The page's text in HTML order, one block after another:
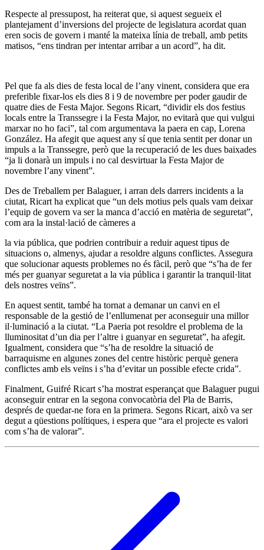
Respecte al pressupost, ha reiterat que, si aquest segueix el
plantejament d’inversions del projecte de legislatura acordat quan
eren socis de govern i manté la mateixa línia de treball, amb petits
matisos, “ens tindran per intentar arribar a un acord”, ha dit.
Pel que fa als dies de festa local de l’any vinent, considera que era
preferible fixar-los els dies 8 i 9 de novembre per poder gaudir de
quatre dies de Festa Major. Segons Ricart, “dividir els dos festius
locals entre la Transsegre i la Festa Major, no evitarà que qui vulgui
marxar no ho faci”, tal com argumentava la paera en cap, Lorena
González. Ha afegit que aquest any sí que tenia sentit per donar un
impuls a la Transsegre, però que la recuperació de les dues baixades
“ja li donarà un impuls i no cal desvirtuar la Festa Major de
novembre l’any vinent”.
Des de Treballem per Balaguer, i arran dels darrers incidents a la
ciutat, Ricart ha explicat que “un dels motius pels quals vam deixar
l’equip de govern va ser la manca d’acció en matèria de seguretat”,
com ara la instal·lació de càmeres a
la via pública, que podrien contribuir a reduir aquest tipus de
situacions o, almenys, ajudar a resoldre alguns conflictes. Assegura
que solucionar aquests problemes no és fàcil, però que “s’ha de fer
més per guanyar seguretat a la via pública i garantir la tranquil·litat
dels nostres veïns”.
En aquest sentit, també ha tornat a demanar un canvi en el
responsable de la gestió de l’enllumenat per aconseguir una millor
il·luminació a la ciutat. “La Paeria pot resoldre el problema de la
lluminositat d’un dia per l’altre i guanyar en seguretat”, ha afegit.
Igualment, considera que “s’ha de resoldre la situació de
barraquisme en algunes zones del centre històric perquè genera
conflictes amb els veïns i s’ha d’evitar un possible efecte crida”.
Finalment, Guifré Ricart s’ha mostrat esperançat que Balaguer pugui
aconseguir entrar en la segona convocatòria del Pla de Barris,
després de quedar-ne fora en la primera. Segons Ricart, això va ser
degut a qüestions polítiques, i espera que “ara el projecte es valori
com s’ha de valorar”.